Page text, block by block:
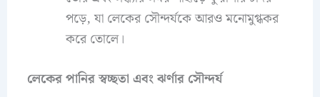
পড়ে, যা লেকের সৌন্দর্যকে আরও মনোমুগ্ধকর
করে তোলে।
লেকের পানির স্বচ্ছতা এবং ঝর্ণার সৌন্দর্য